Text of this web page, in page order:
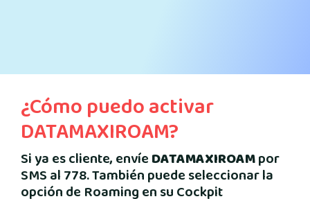
¿Cómo puedo activar
DATAMAXIROAM?
Si ya es cliente, envíeDATAMAXIROAMpor
SMS al 778. También puede seleccionar la
opción de Roaming en su Cockpit